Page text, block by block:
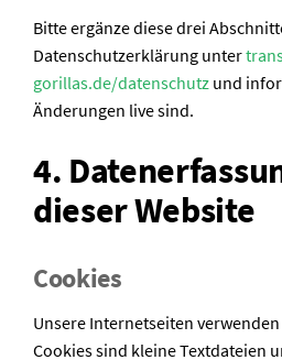
Bitte ergänze diese drei
Datenschutzerklärung unter
gorillas.de/datenschutz und
Änderungen live sind.
4.
dieser Website
Cookies
Unsere Internetseiten
Cookies sind kleine Textdateien